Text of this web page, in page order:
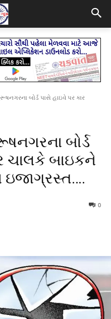
બોર્ડ પાસે હાઇવે પર કાર
બોર્ડ
ચાલકે બાઇકને
ઇજાગ્રસ્ત….
0